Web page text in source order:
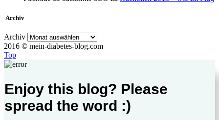
Archiv
Archiv
2016 © mein-diabetes-blog.com
Top
Enjoy this blog? Please
spread the word :)